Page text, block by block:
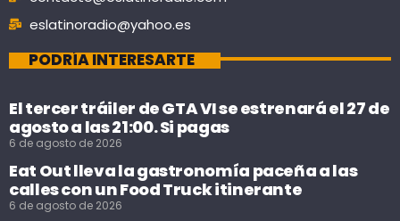
eslatinoradio@yahoo.es
PODRÍA INTERESARTE
El tercer tráiler de GTA VI se estrenará el 27 de
agosto a las 21:00. Si pagas
6 de agosto de 2026
Eat Out lleva la gastronomía paceña a las
calles con un Food Truck itinerante
6 de agosto de 2026